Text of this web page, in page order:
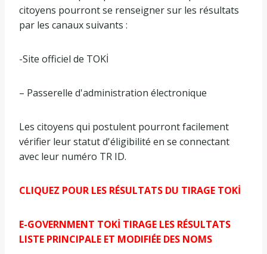
citoyens pourront se renseigner sur les résultats
par les canaux suivants :
-Site officiel de TOKİ
– Passerelle d'administration électronique
Les citoyens qui postulent pourront facilement
vérifier leur statut d'éligibilité en se connectant
avec leur numéro TR ID.
CLIQUEZ POUR LES RÉSULTATS DU TIRAGE TOKİ
E-GOVERNMENT TOKİ TIRAGE LES RÉSULTATS
LISTE PRINCIPALE ET MODIFIÉE DES NOMS